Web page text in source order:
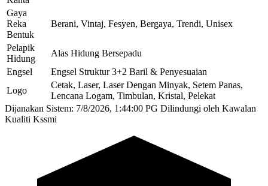
Gaya
Reka
Bentuk
Berani, Vintaj, Fesyen, Bergaya, Trendi, Unisex
Pelapik
Hidung
Alas Hidung Bersepadu
Engsel
Engsel Struktur 3+2 Baril & Penyesuaian
Logo
Cetak, Laser, Laser Dengan Minyak, Setem Panas,
Lencana Logam, Timbulan, Kristal, Pelekat
Dijanakan Sistem: 7/8/2026, 1:44:00 PG Dilindungi oleh Kawalan
Kualiti Kssmi